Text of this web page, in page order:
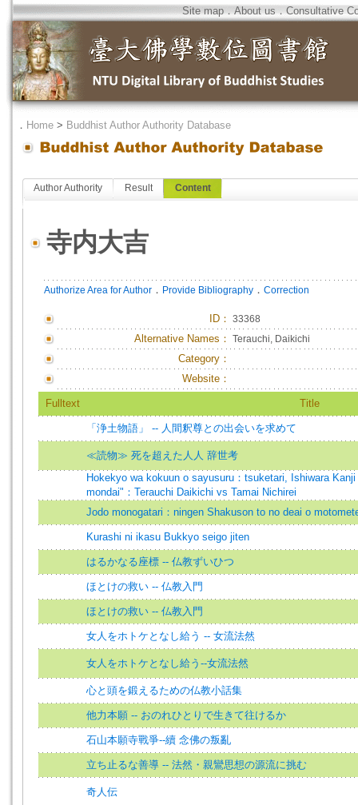
Site map．About us．Consultative
． Home > Buddhist Author Authority Database
Author Authority Result Content
寺内大吉
Authorize Area for Author ． Provide Bibliography ． Correction
ID ： 33368
Alternative Names： Terauchi, Daikichi
Category：
Website：
Fulltext Title
「浄土物語」 -- 人間釈尊との出会いを求めて
≪読物≫ 死を超えた人人 辞世考
Hokekyo wa kokuun o sayusuru：tsuketari, Ishiwara
mondai"：Terauchi Daikichi vs Tamai Nichirei
Jodo monogatari：ningen Shakuson to no deai o
Kurashi ni ikasu Bukkyo seigo jiten
はるかなる座標 -- 仏教ずいひつ
ほとけの救い -- 仏教入門
ほとけの救い -- 仏教入門
女人をホトケとなし給う -- 女流法然
女人をホトケとなし給う--女流法然
心と頭を鍛えるための仏教小話集
他力本願 -- おのれひとりで生きて往けるか
石山本願寺戰爭--續 念佛の叛亂
立ち止るな善導 -- 法然・親鸞思想の源流に挑む
奇人伝